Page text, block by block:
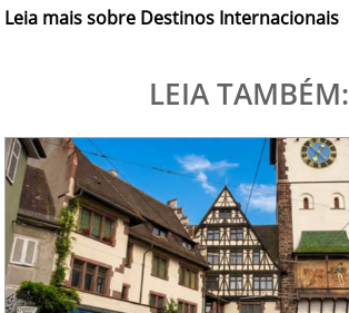
Leia mais sobre Destinos Internacionais
LEIA TAMBÉM: